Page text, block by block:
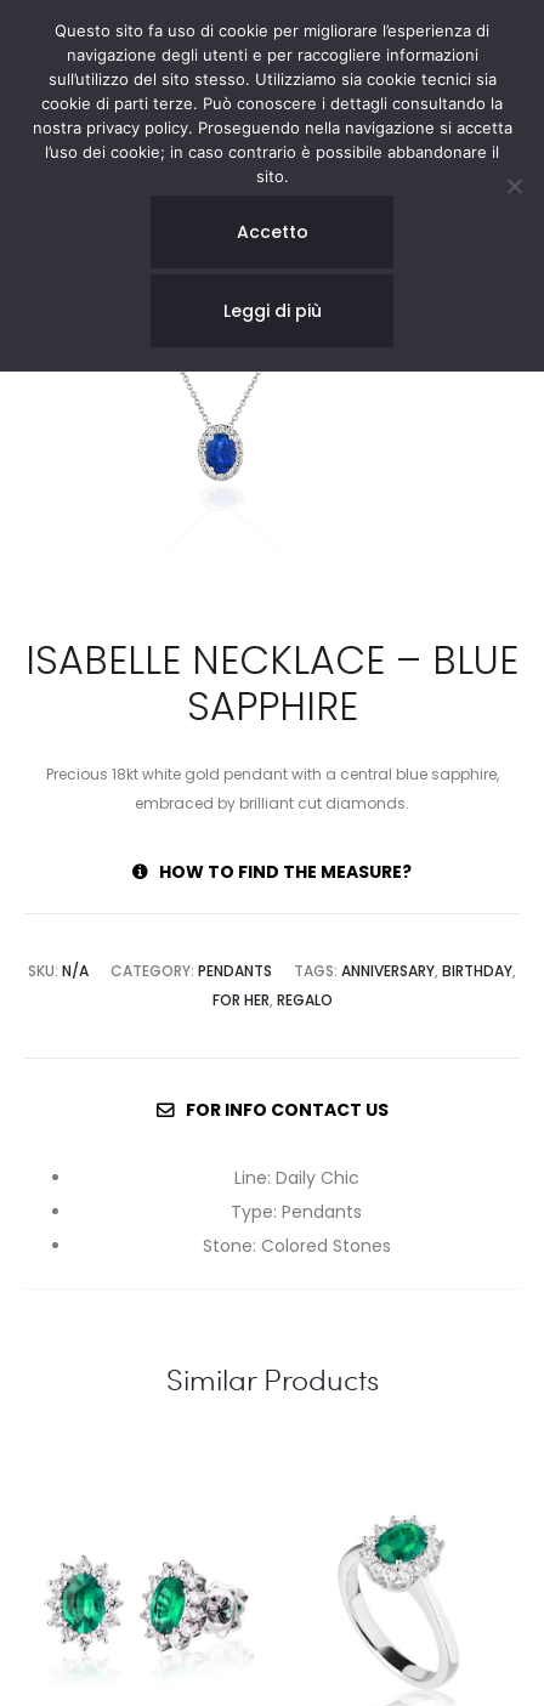
ISABELLE NECKLACE – BLUE
SAPPHIRE
Precious 18kt white gold pendant with a central blue sapphire,
embraced by brilliant cut diamonds.
HOW TO FIND THE MEASURE?
SKU: N/A CATEGORY: PENDANTS TAGS: ANNIVERSARY, BIRTHDAY,
FOR HER, REGALO
FOR INFO CONTACT US
Line: Daily Chic
Type: Pendants
Stone: Colored Stones
Similar Products
Questo sito fa uso di cookie per migliorare l’esperienza di
navigazione degli utenti e per raccogliere informazioni
sull’utilizzo del sito stesso. Utilizziamo sia cookie tecnici sia
cookie di parti terze. Può conoscere i dettagli consultando la
nostra privacy policy. Proseguendo nella navigazione si accetta
l’uso dei cookie; in caso contrario è possibile abbandonare il
sito.
Accetto
Leggi di più